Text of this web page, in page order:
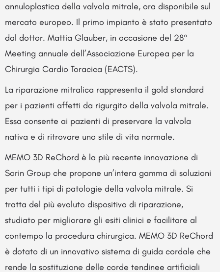
annuloplastica della valvola mitrale, ora disponibile sul
mercato europeo. Il primo impianto è stato presentato
dal dottor. Mattia Glauber, in occasione del 28°
Meeting annuale dell’Associazione Europea per la
Chirurgia Cardio Toracica (EACTS).
La riparazione mitralica rappresenta il gold standard
per i pazienti affetti da rigurgito della valvola mitrale.
Essa consente ai pazienti di preservare la valvola
nativa e di ritrovare uno stile di vita normale.
MEMO 3D ReChord è la più recente innovazione di
Sorin Group che propone un’intera gamma di soluzioni
per tutti i tipi di patologie della valvola mitrale. Si
tratta del più evoluto dispositivo di riparazione,
studiato per migliorare gli esiti clinici e facilitare al
contempo la procedura chirurgica. MEMO 3D ReChord
è dotato di un innovativo sistema di guida cordale che
rende la sostituzione delle corde tendinee artificiali